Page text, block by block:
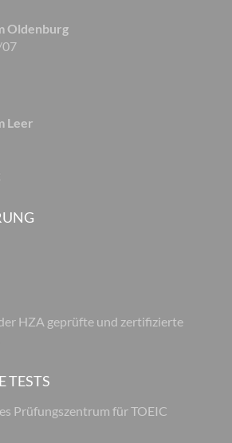
Oldenburg
07
Leer
HZA geprüfte und zertifizierte
TESTS
Prüfungszentrum für TOEIC